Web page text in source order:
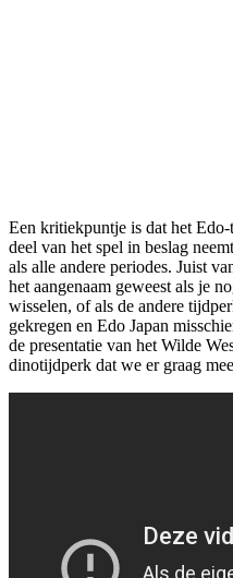
Een kritiekpuntje is dat het
deel van het spel in beslag
als alle andere periodes. Juist
het aangenaam geweest als je
wisselen, of als de andere
gekregen en Edo Japan
de presentatie van het Wilde
dinotijdperk dat we er graag